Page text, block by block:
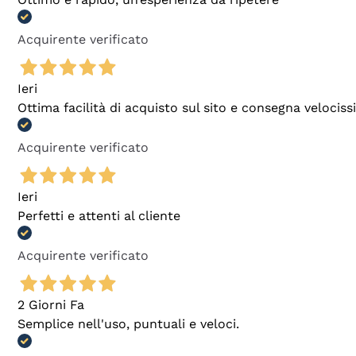
Acquirente verificato
Ieri
Ottima facilità di acquisto sul sito e consegna
Acquirente verificato
Ieri
Perfetti e attenti al cliente
Acquirente verificato
2 Giorni Fa
Semplice nell'uso, puntuali e veloci.